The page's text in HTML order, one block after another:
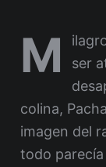
M
ser
colina,
imagen del
todo